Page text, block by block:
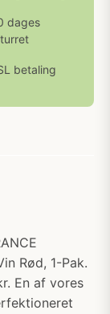
dages
betaling
Rød, 1-Pak.
En af vores